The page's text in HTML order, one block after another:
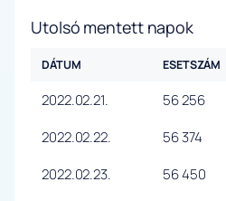
Utolsó mentett napok
DÁTUM ESETSZÁM
2022.02.21. 56 256
2022.02.22.
56 374
2022.02.23.
56 450